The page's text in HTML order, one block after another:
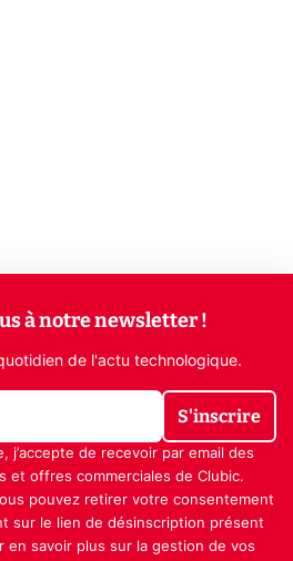
à notre newsletter !
de l'actu technologique.
S'inscrire
j’accepte de recevoir par email des
et offres commerciales de Clubic.
pouvez retirer votre consentement
sur le lien de désinscription présent
en savoir plus sur la gestion de vos